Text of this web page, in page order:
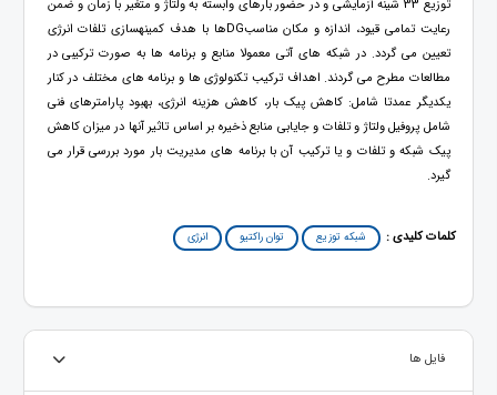
توزیع 33 شینه آزمایشی و در حضور بارهای وابسته به ولتاژ و متغیر با زمان و ضمن
رعایت تمامی قیود، اندازه و مکان مناسبDGها با هدف کمینهسازی تلفات انرژی
تعیین می گردد. در شبکه های آتی معمولا منابع و برنامه ها به صورت ترکیبی در
مطالعات مطرح می گردند. اهداف ترکیب تکنولوژی ها و برنامه های مختلف در کنار
یکدیگر عمدتا شامل: کاهش پیک بار، کاهش هزینه انرژی، بهبود پارامترهای فنی
شامل پروفیل ولتاژ و تلفات و جایابی منابع ذخیره بر اساس تاثیر آنها در میزان کاهش
پیک شبکه و تلفات و یا ترکیب آن با برنامه های مدیریت بار مورد بررسی قرار می
گیرد.
کلمات کلیدی : شبکه توزیع توان راکتیو انرژی
فایل ها